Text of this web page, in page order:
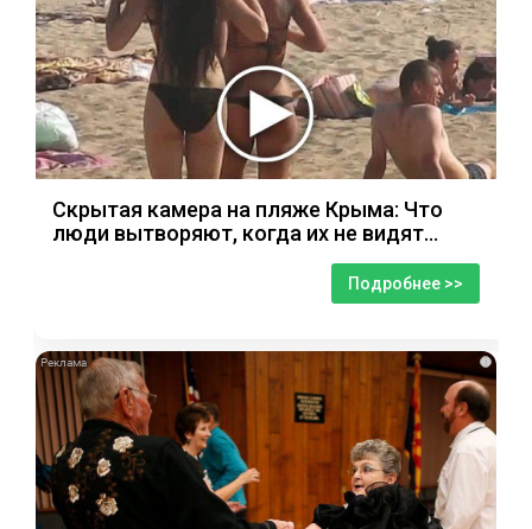
Скрытая камера на пляже Крыма: Что
люди вытворяют, когда их не видят...
Подробнее >>
i